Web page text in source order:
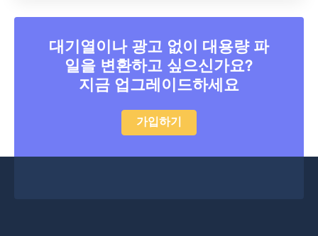
대기열이나 광고 없이 대용량 파
일을 변환하고 싶으신가요?
지금 업그레이드하세요
가입하기